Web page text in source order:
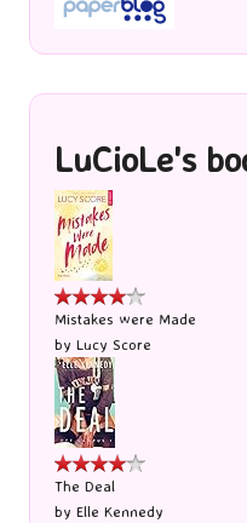
LuCioLe's
Mistakes were Made
by Lucy Score
The Deal
by Elle Kennedy